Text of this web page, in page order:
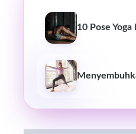
10 Pose